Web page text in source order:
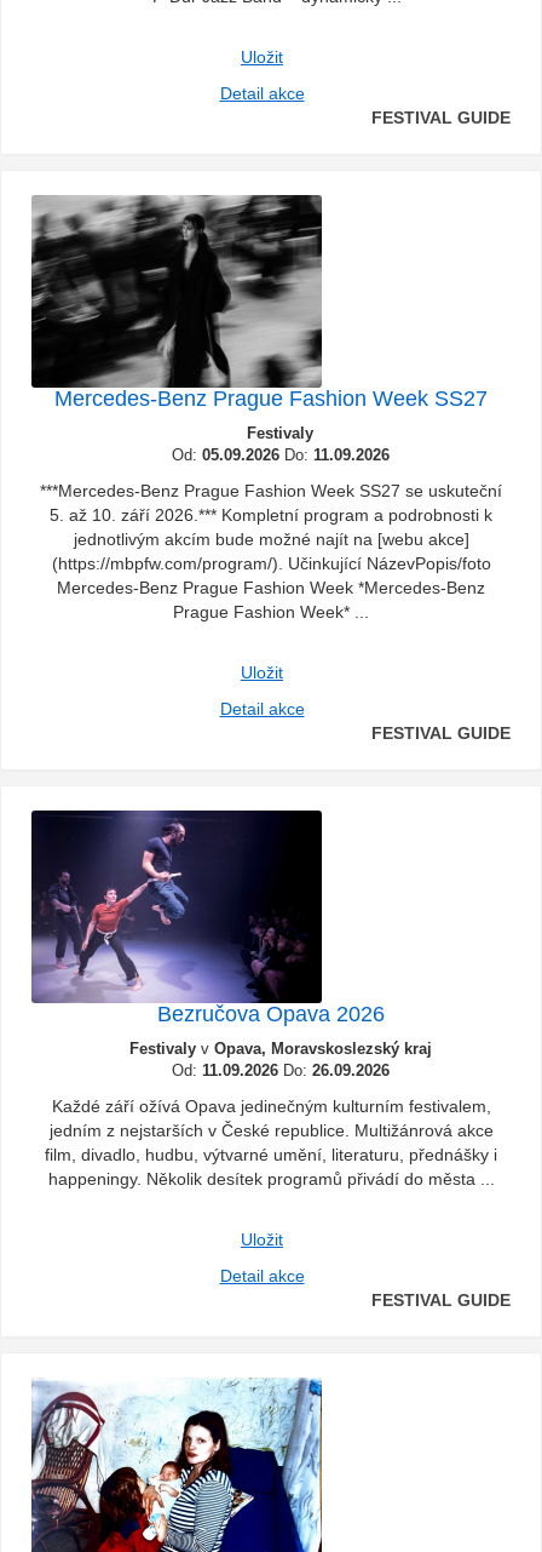
Uložit
Detail akce
FESTIVAL GUIDE
Mercedes-Benz Prague Fashion Week SS27
Festivaly
Od: 05.09.2026Do: 11.09.2026
***Mercedes-Benz Prague Fashion Week SS27 se uskuteční
5. až 10. září 2026.*** Kompletní program a podrobnosti k
jednotlivým akcím bude možné najít na [webu akce]
(https://mbpfw.com/program/). Učinkující NázevPopis/foto
Mercedes-Benz Prague Fashion Week *Mercedes-Benz
Prague Fashion Week* ...
Uložit
Detail akce
FESTIVAL GUIDE
Bezručova Opava 2026
Festivalyv Opava, Moravskoslezský kraj
Od: 11.09.2026Do: 26.09.2026
Každé září ožívá Opava jedinečným kulturním festivalem,
jedním z nejstarších v České republice. Multižánrová akce
film, divadlo, hudbu, výtvarné umění, literaturu, přednášky i
happeningy. Několik desítek programů přivádí do města ...
Uložit
Detail akce
FESTIVAL GUIDE